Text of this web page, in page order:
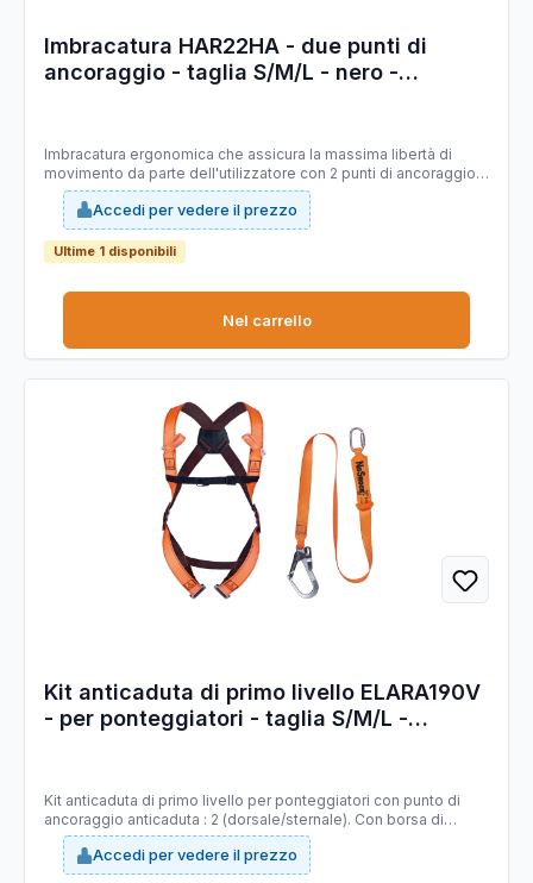
Imbracatura HAR22HA - due punti di
ancoraggio - taglia S/M/L - nero -
Imbracatura ergonomica che assicura la massima libertà di
movimento da parte dell'utilizzatore con 2 punti di ancoraggio e
fibbie automatiche per un posizionamento ottimale e la
sicurezza della chiusura. Dotato di sistema NFC che garantisce
la tracciabilità del prodotto. Indicatore visivo di caduta, che
permette di verificare istantaneamente il corretto
funzionamento del prodotto e ispezione visiva immediata. Con
anelli portautensili. Prodotto certificato fino a 150kg. Elevato
maggiore libertà di movimento e comfort.
Accedi per vedere il prezzo
Ultime 1 disponibili
Nel carrello
Kit anticaduta di primo livello ELARA190V
- per ponteggiatori - taglia S/M/L -
Kit anticaduta di primo livello per ponteggiatori con punto di
ancoraggio anticaduta : 2 (dorsale/sternale). Con borsa di
stoccaggio. Situazioni di arresto di caduta: spostamento su
linea di vita, piccolo spostamento verticale o su piano inclinato
(meno di 3m) e piccolo spostamento orizzontale (meno di 3m).
Accedi per vedere il prezzo